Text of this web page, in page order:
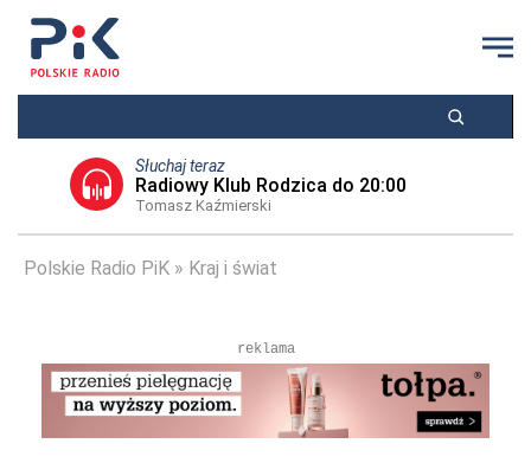
Słuchaj teraz
Radiowy Klub Rodzica do 20:00
Tomasz Kaźmierski
Polskie Radio PiK Kraj i świat
reklama